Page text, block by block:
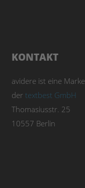
KONTAKT
avidere ist eine Marke
der textbest GmbH
Thomasiusstr. 25
10557 Berlin